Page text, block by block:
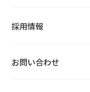
採用情報
お問い合わせ